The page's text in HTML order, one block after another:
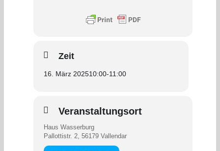
Zeit
16. März 202510:00-11:00
Veranstaltungsort
Haus Wasserburg
Pallottistr. 2, 56179 Vallendar